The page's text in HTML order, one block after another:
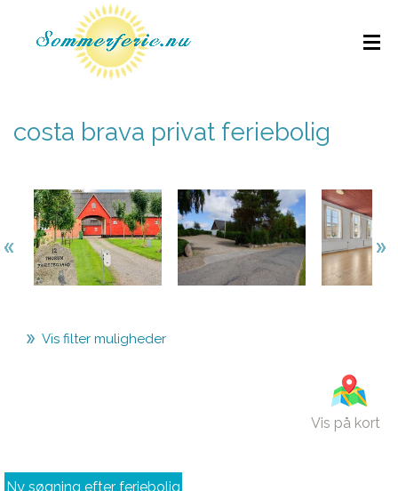
costa brava privat feriebolig
Vis filter muligheder
Vis på kort
Ny søgning efter feriebolig